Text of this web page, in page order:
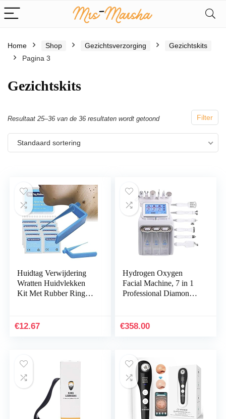
Home Shop Gezichtsverzorging
Gezichtskits
Pagina 3
Gezichtskits
Filter
Resultaat 25–36 van de 36 resultaten wordt getoond
Standaard sortering
Huidtag Verwijdering
Wratten Huidvlekken
Kit Met Rubber Ringen
Meeste…
€12.67
Hydrogen Oxygen
Facial Machine, 7 in 1
Professional Diamond
Hydro Dermabrasion…
€358.00